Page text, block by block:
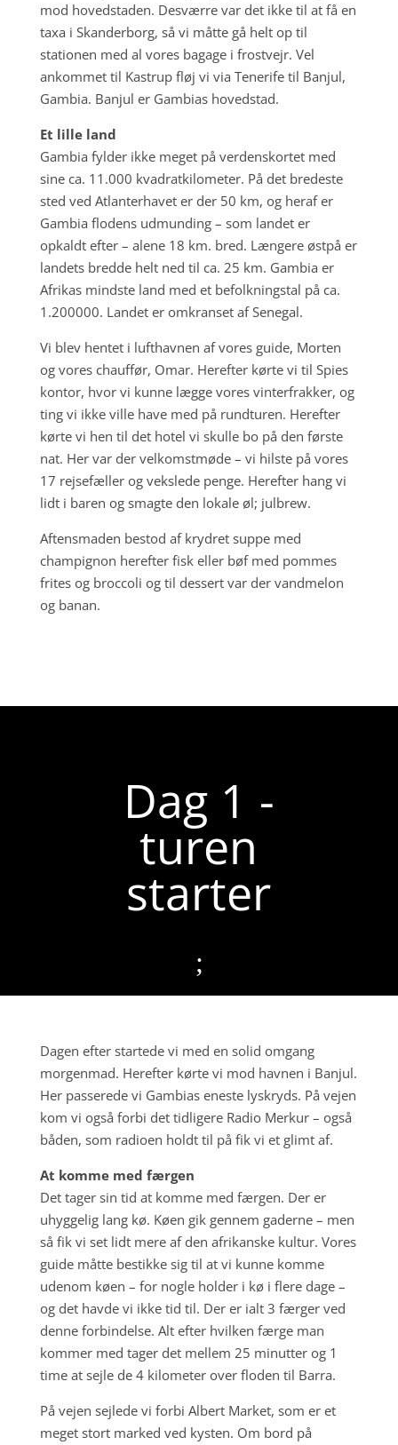
mod hovedstaden. Desværre var det ikke til at få en
taxa i Skanderborg, så vi måtte gå helt op til
stationen med al vores bagage i frostvejr. Vel
ankommet til Kastrup fløj vi via Tenerife til Banjul,
Gambia. Banjul er Gambias hovedstad.
Et lille land
Gambia fylder ikke meget på verdenskortet med
sine ca. 11.000 kvadratkilometer. På det bredeste
sted ved Atlanterhavet er der 50 km, og heraf er
Gambia flodens udmunding – som landet er
opkaldt efter – alene 18 km. bred. Længere østpå er
landets bredde helt ned til ca. 25 km. Gambia er
Afrikas mindste land med et befolkningstal på ca.
1.200000. Landet er omkranset af Senegal.
Vi blev hentet i lufthavnen af vores guide, Morten
og vores chauffør, Omar. Herefter kørte vi til Spies
kontor, hvor vi kunne lægge vores vinterfrakker, og
ting vi ikke ville have med på rundturen. Herefter
kørte vi hen til det hotel vi skulle bo på den første
nat. Her var der velkomstmøde – vi hilste på vores
17 rejsefæller og vekslede penge. Herefter hang vi
lidt i baren og smagte den lokale øl; julbrew.
Aftensmaden bestod af krydret suppe med
champignon herefter fisk eller bøf med pommes
frites og broccoli og til dessert var der vandmelon
og banan.
Dag 1 -
turen
starter
;
Dagen efter startede vi med en solid omgang
morgenmad. Herefter kørte vi mod havnen i Banjul.
Her passerede vi Gambias eneste lyskryds. På vejen
kom vi også forbi det tidligere Radio Merkur – også
båden, som radioen holdt til på fik vi et glimt af.
At komme med færgen
Det tager sin tid at komme med færgen. Der er
uhyggelig lang kø. Køen gik gennem gaderne – men
så fik vi set lidt mere af den afrikanske kultur. Vores
guide måtte bestikke sig til at vi kunne komme
udenom køen – for nogle holder i kø i flere dage –
og det havde vi ikke tid til. Der er ialt 3 færger ved
denne forbindelse. Alt efter hvilken færge man
kommer med tager det mellem 25 minutter og 1
time at sejle de 4 kilometer over floden til Barra.
På vejen sejlede vi forbi Albert Market, som er et
meget stort marked ved kysten. Om bord på